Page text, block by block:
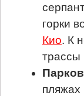
горки
Кио. К
трассы
пляжах